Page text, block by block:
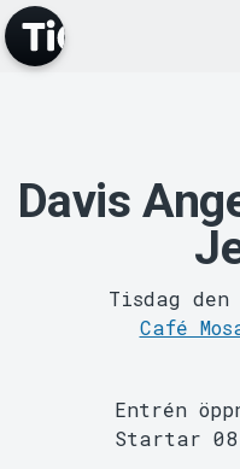
Davis
Tisdag den
Café
Entrén
Startar 08